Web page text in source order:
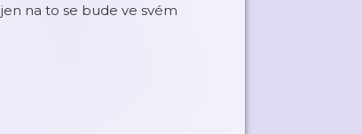
na to se bude ve svém